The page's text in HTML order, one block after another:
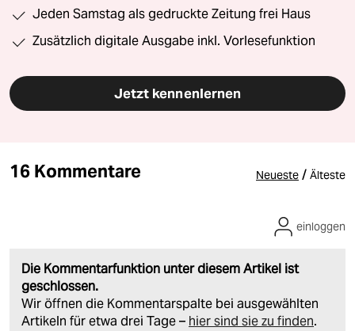
Jeden Samstag als gedruckte Zeitung frei Haus
Zusätzlich digitale Ausgabe inkl. Vorlesefunktion
Jetzt kennenlernen
16 Kommentare Neueste / Älteste
Die Kommentarfunktion unter diesem Artikel ist
geschlossen.
Wir öffnen die Kommentarspalte bei ausgewählten
Artikeln für etwa drei Tage – hier sind sie zu finden.
einloggen